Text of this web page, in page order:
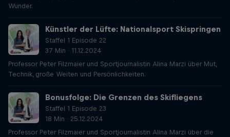
Wunder.
Künstler der Lüfte: Nationalsport Skispringen
Staffel 1 Episode 22
37 Min · 11.12.2024
Professor Peter Filzmaier und Sportjournalistin Alina Marzi über Mut,
Technik, große Weiten und Persönlichkeiten.
Bonusfolge: Die Grenzen des Skifliegens
Staffel 1 Episode 23
18 Min · 25.12.2024
Professor Peter Filzmaier und Sportjournalistin Alina Marzi über die